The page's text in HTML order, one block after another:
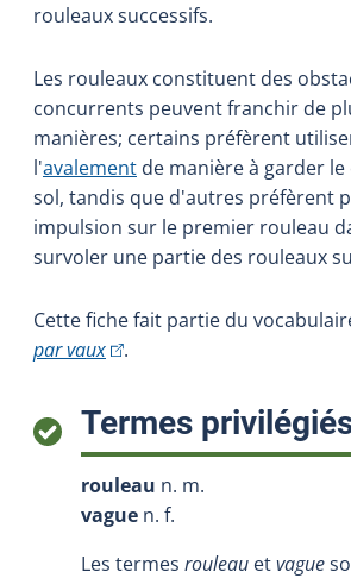
rouleaux successifs.
Les rouleaux constituent des
concurrents peuvent franchir de
manières; certains préfèrent
l'avalement de manière à garder
sol, tandis que d'autres préfèrent
impulsion sur le premier rouleau
survoler une partie des rouleaux
Cette fiche fait partie du
par vaux(Cet hyperlien externe
.
Termes
rouleau n. m.
vague n. f.
Les termes rouleau etvague